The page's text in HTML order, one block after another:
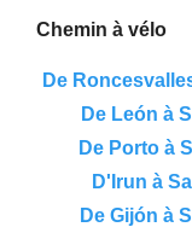
Chemin à vélo
De
De León à
De Porto à
D'Irun à
De Gijón à